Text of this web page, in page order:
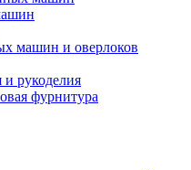
машин и оверлоков
рукоделия
фурнитура